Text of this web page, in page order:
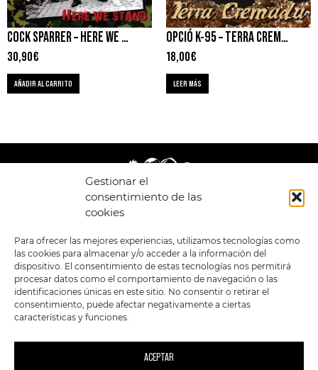
Gestionar el
consentimiento de las
cookies
Para ofrecer las mejores experiencias, utilizamos tecnologías como
las cookies para almacenar y/o acceder a la información del
dispositivo. El consentimiento de estas tecnologías nos permitirá
procesar datos como el comportamiento de navegación o las
identificaciones únicas en este sitio. No consentir o retirar el
consentimiento, puede afectar negativamente a ciertas
características y funciones.
ACEPTAR
COCK SPARRER – HERE WE STAND
30,90€
AÑADIR AL CARRITO
OPCIÓ K-95 – TERRA CREMADA
18,00€
LEER MÁS
LEGAL
POLÍTICA DE
PRIVACIDAD
TÉRMINOS Y
CONDICIONES
GENERALES DE LA
POLÍTICA DE COOKIES
ENLACES
TIENDA
ESTILOS
FORMATOS
PREVENTAS
OFERTAS
MERCHANDISING